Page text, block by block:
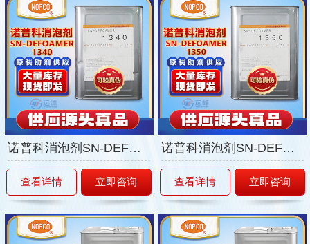
诺普科消泡剂SN-DEFOAMER1340
查看详情 立即咨询
诺普科消泡剂SN-DEFOAMER1350
查看详情 立即咨询